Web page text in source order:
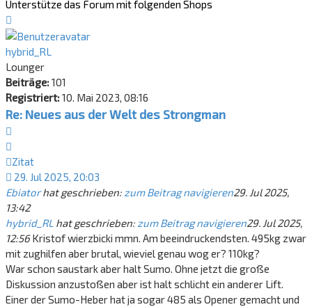
Unterstütze das Forum mit folgenden Shops
oben
hybrid_RL
Lounger
Beiträge:101
Registriert:10. Mai 2023, 08:16
Re: Neues aus der Welt des Strongman
Zitat
29. Jul 2025, 20:03
Ebiatorhat geschrieben: zum Beitrag navigieren29. Jul 2025,
13:42
hybrid_RL hat geschrieben: zum Beitrag navigieren29. Jul 2025,
12:56Kristof wierzbicki mmn. Am beeindruckendsten. 495kg zwar
mit zughilfen aber brutal, wieviel genau wog er? 110kg?
War schon saustark aber halt Sumo. Ohne jetzt die große
Diskussion anzustoßen aber ist halt schlicht ein anderer Lift.
Einer der Sumo-Heber hat ja sogar 485 als Opener gemacht und